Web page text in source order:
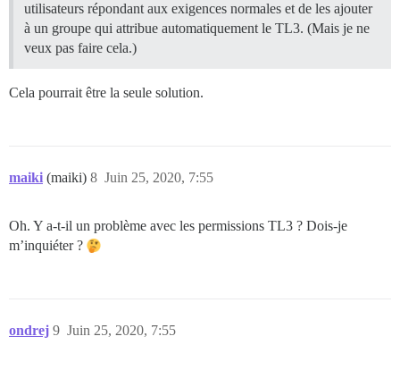
utilisateurs répondant aux exigences normales et de les ajouter
à un groupe qui attribue automatiquement le TL3. (Mais je ne
veux pas faire cela.)
Cela pourrait être la seule solution.
maiki (maiki) Juin 25, 2020, 7:55
8
Oh. Y a-t-il un problème avec les permissions TL3 ? Dois-je
m’inquiéter ?
ondrej Juin 25, 2020, 7:55
9